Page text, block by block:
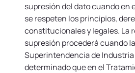
supresión del dato cuando en
se respeten los principios,
constitucionales y legales. La
supresión procederá cuando la
Superintendencia de Industria
determinado que en el